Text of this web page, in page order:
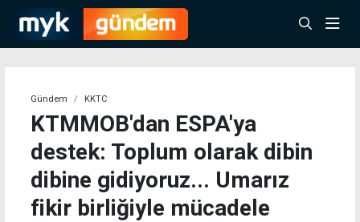
Gündem KKTC
KTMMOB'dan ESPA'ya
destek: Toplum olarak dibin
dibine gidiyoruz... Umarız
fikir birliğiyle mücadele